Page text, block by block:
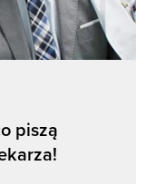
piszą